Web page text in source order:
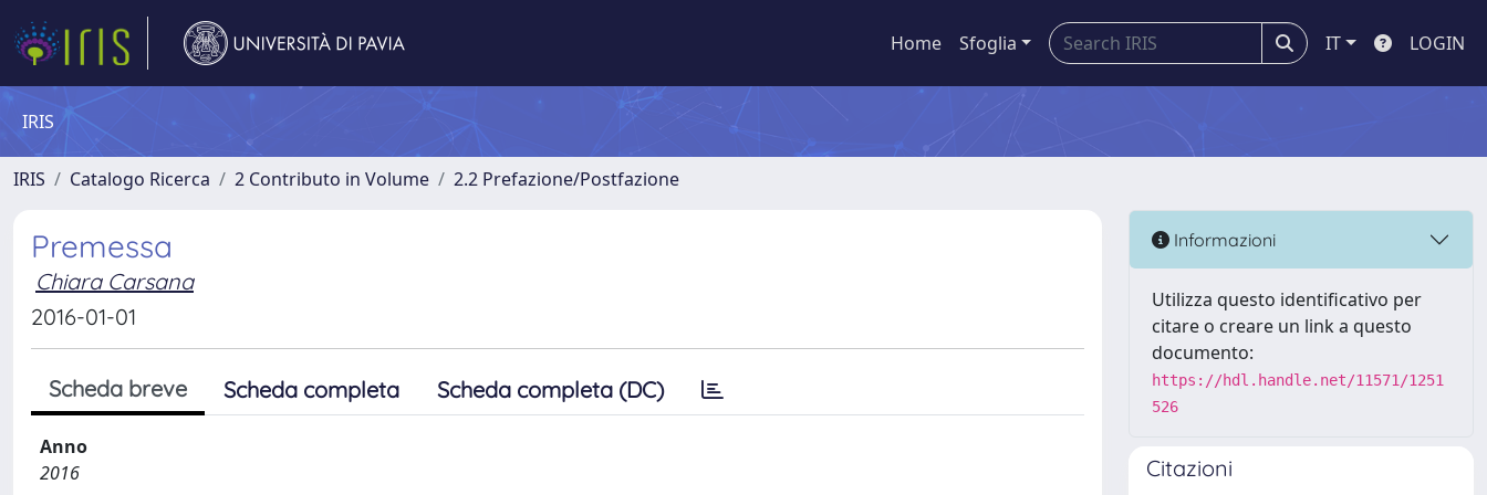
Home Sfoglia IT LOGIN
IRIS
IRIS Catalogo Ricerca 2 Contributo in Volume 2.2 Prefazione/Postfazione
Premessa
Chiara Carsana
2016-01-01
Scheda breve Scheda completa Scheda completa (DC)
Anno
2016
Informazioni
Utilizza questo identificativo per
citare o creare un link a questo
documento:
https://hdl.handle.net/11571/1251
526
Citazioni